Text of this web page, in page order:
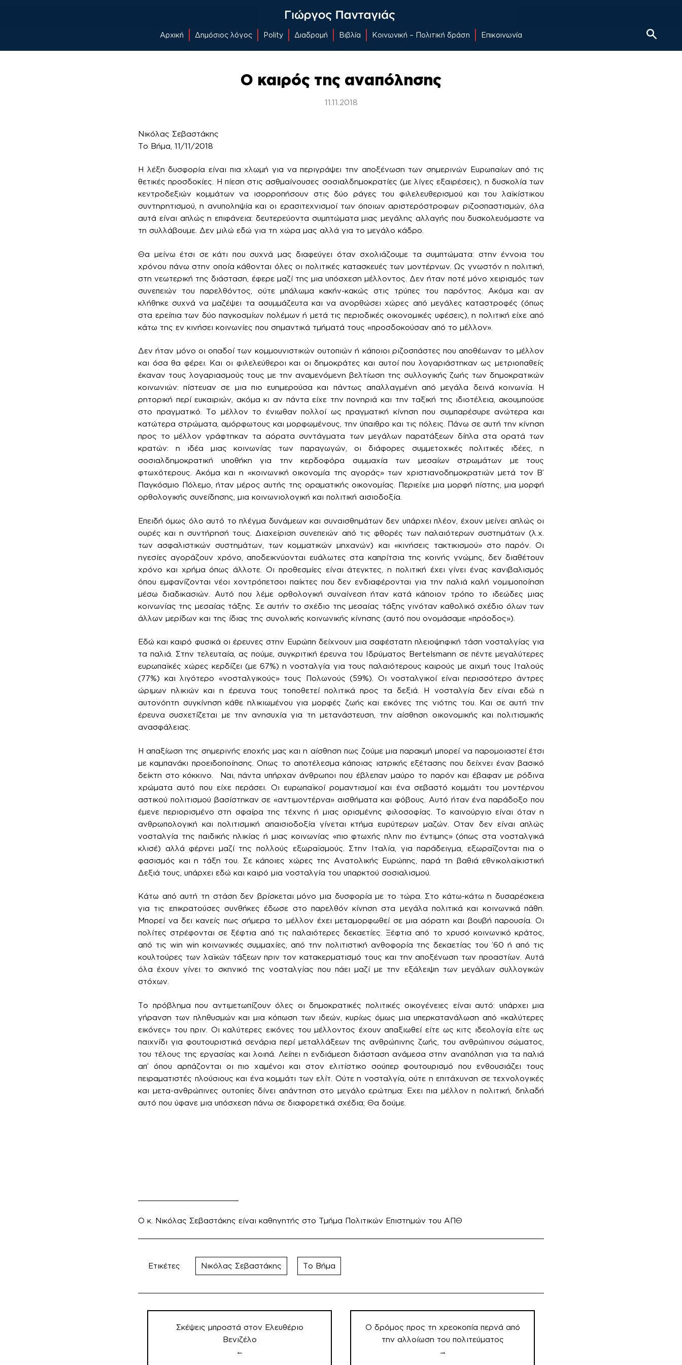
Αρχική Δημόσιος λόγος Polity Διαδρομή Βιβλία Κοινωνική – Πολιτική δράση Επικοινωνία
Ο καιρός της αναπόλησης
11.11.2018
Νικόλας Σεβαστάκης
Το Βήμα, 11/11/2018
Η λέξη δυσφορία είναι πια χλωμή για να περιγράψει την αποξένωση των σημερινών Ευρωπαίων από τις
θετικές προσδοκίες. Η πίεση στις ασθμαίνουσες σοσιαλδημοκρατίες (με λίγες εξαιρέσεις), η δυσκολία των
κεντροδεξιών κομμάτων να ισορροπήσουν στις δύο ράγες του φιλελευθερισμού και του λαϊκίστικου
συντηρητισμού, η ανυποληψία και οι ερασιτεχνισμοί των όποιων αριστερόστροφων ριζοσπαστισμών, όλα
αυτά είναι απλώς η επιφάνεια: δευτερεύοντα συμπτώματα μιας μεγάλης αλλαγής που δυσκολευόμαστε να
τη συλλάβουμε. Δεν μιλώ εδώ για τη χώρα μας αλλά για το μεγάλο κάδρο.
Θα μείνω έτσι σε κάτι που συχνά μας διαφεύγει όταν σχολιάζουμε τα συμπτώματα: στην έννοια του
χρόνου πάνω στην οποία κάθονται όλες οι πολιτικές κατασκευές των μοντέρνων. Ως γνωστόν η πολιτική,
στη νεωτερική της διάσταση, έφερε μαζί της μια υπόσχεση μέλλοντος. Δεν ήταν ποτέ μόνο χειρισμός των
συνεπειών του παρελθόντος, ούτε μπάλωμα κακήν-κακώς στις τρύπες του παρόντος. Ακόμα και αν
κλήθηκε συχνά να μαζέψει τα ασυμμάζευτα και να ανορθώσει χώρες από μεγάλες καταστροφές (όπως
στα ερείπια των δύο παγκοσμίων πολέμων ή μετά τις περιοδικές οικονομικές υφέσεις), η πολιτική είχε από
κάτω της εν κινήσει κοινωνίες που σημαντικά τμήματά τους «προσδοκούσαν από το μέλλον».
Δεν ήταν μόνο οι οπαδοί των κομμουνιστικών ουτοπιών ή κάποιοι ριζοσπάστες που αποθέωναν το μέλλον
και όσα θα φέρει. Και οι φιλελεύθεροι και οι δημοκράτες και αυτοί που λογαριάστηκαν ως μετριοπαθείς
έκαναν τους λογαριασμούς τους με την αναμενόμενη βελτίωση της συλλογικής ζωής των δημοκρατικών
κοινωνιών: πίστευαν σε μια πιο ευημερούσα και πάντως απαλλαγμένη από μεγάλα δεινά κοινωνία. Η
ρητορική περί ευκαιριών, ακόμα κι αν πάντα είχε την πονηριά και την ταξική της ιδιοτέλεια, ακουμπούσε
στο πραγματικό. Το μέλλον το ένιωθαν πολλοί ως πραγματική κίνηση που συμπαρέσυρε ανώτερα και
κατώτερα στρώματα, αμόρφωτους και μορφωμένους, την ύπαιθρο και τις πόλεις. Πάνω σε αυτή την κίνηση
προς το μέλλον γράφτηκαν τα αόρατα συντάγματα των μεγάλων παρατάξεων δίπλα στα ορατά των
κρατών: η ιδέα μιας κοινωνίας των παραγωγών, οι διάφορες συμμετοχικές πολιτικές ιδέες, η
σοσιαλδημοκρατική υποθήκη για την κερδοφόρα συμμαχία των μεσαίων στρωμάτων με τους
φτωχότερους. Ακόμα και η «κοινωνική οικονομία της αγοράς» των χριστιανοδημοκρατιών μετά τον Β’
Παγκόσμιο Πόλεμο, ήταν μέρος αυτής της οραματικής οικονομίας. Περιείχε μια μορφή πίστης, μια μορφή
ορθολογικής συνείδησης, μια κοινωνιολογική και πολιτική αισιοδοξία.
Επειδή όμως όλο αυτό το πλέγμα δυνάμεων και συναισθημάτων δεν υπάρχει πλέον, έχουν μείνει απλώς οι
ουρές και η συντήρησή τους. Διαχείριση συνεπειών από τις φθορές των παλαιότερων συστημάτων (λ.χ.
των ασφαλιστικών συστημάτων, των κομματικών μηχανών) και «κινήσεις τακτικισμού» στο παρόν. Οι
ηγεσίες αγοράζουν χρόνο, αποδεικνύονται ευάλωτες στα καπρίτσια της κοινής γνώμης, δεν διαθέτουν
χρόνο και χρήμα όπως άλλοτε. Οι προθεσμίες είναι άτεγκτες, η πολιτική έχει γίνει ένας κανιβαλισμός
όπου εμφανίζονται νέοι χοντρόπετσοι παίκτες που δεν ενδιαφέρονται για την παλιά καλή νομιμοποίηση
μέσω διαδικασιών. Αυτό που λέμε ορθολογική συναίνεση ήταν κατά κάποιον τρόπο το ιδεώδες μιας
κοινωνίας της μεσαίας τάξης. Σε αυτήν το σχέδιο της μεσαίας τάξης γινόταν καθολικό σχέδιο όλων των
άλλων μερίδων και της ίδιας της συνολικής κοινωνικής κίνησης (αυτό που ονομάσαμε «πρόοδος»).
Εδώ και καιρό φυσικά οι έρευνες στην Ευρώπη δείχνουν μια σαφέστατη πλειοψηφική τάση νοσταλγίας για
τα παλιά. Στην τελευταία, ας πούμε, συγκριτική έρευνα του Ιδρύματος Bertelsmann σε πέντε μεγαλύτερες
ευρωπαϊκές χώρες κερδίζει (με 67%) η νοσταλγία για τους παλαιότερους καιρούς με αιχμή τους Ιταλούς
(77%) και λιγότερο «νοσταλγικούς» τους Πολωνούς (59%). Οι νοσταλγικοί είναι περισσότερο άντρες
ώριμων ηλικιών και η έρευνα τους τοποθετεί πολιτικά προς τα δεξιά. Η νοσταλγία δεν είναι εδώ η
αυτονόητη συγκίνηση κάθε ηλικιωμένου για μορφές ζωής και εικόνες της νιότης του. Και σε αυτή την
έρευνα συσχετίζεται με την ανησυχία για τη μετανάστευση, την αίσθηση οικονομικής και πολιτισμικής
ανασφάλειας.
Η απαξίωση της σημερινής εποχής μας και η αίσθηση πως ζούμε μια παρακμή μπορεί να παρομοιαστεί έτσι
με καμπανάκι προειδοποίησης. Οπως το αποτέλεσμα κάποιας ιατρικής εξέτασης που δείχνει έναν βασικό
δείκτη στο κόκκινο. Ναι, πάντα υπήρχαν άνθρωποι που έβλεπαν μαύρο το παρόν και έβαφαν με ρόδινα
χρώματα αυτό που είχε περάσει. Οι ευρωπαϊκοί ρομαντισμοί και ένα σεβαστό κομμάτι του μοντέρνου
αστικού πολιτισμού βασίστηκαν σε «αντιμοντέρνα» αισθήματα και φόβους. Αυτό ήταν ένα παράδοξο που
έμενε περιορισμένο στη σφαίρα της τέχνης ή μιας ορισμένης φιλοσοφίας. Το καινούργιο είναι όταν η
ανθρωπολογική και πολιτισμική απαισιοδοξία γίνεται κτήμα ευρύτερων μαζών. Οταν δεν είναι απλώς
νοσταλγία της παιδικής ηλικίας ή μιας κοινωνίας «πιο φτωχής πλην πιο έντιμης» (όπως στα νοσταλγικά
κλισέ) αλλά φέρνει μαζί της πολλούς εξωραϊσμούς. Στην Ιταλία, για παράδειγμα, εξωραΐζονται πια ο
φασισμός και η τάξη του. Σε κάποιες χώρες της Ανατολικής Ευρώπης, παρά τη βαθιά εθνικολαϊκιστική
Δεξιά τους, υπάρχει εδώ και καιρό μια νοσταλγία του υπαρκτού σοσιαλισμού.
Κάτω από αυτή τη στάση δεν βρίσκεται μόνο μια δυσφορία με το τώρα. Στο κάτω-κάτω η δυσαρέσκεια
για τις επικρατούσες συνθήκες έδωσε στο παρελθόν κίνηση στα μεγάλα πολιτικά και κοινωνικά πάθη.
Μπορεί να δει κανείς πως σήμερα το μέλλον έχει μεταμορφωθεί σε μια αόρατη και βουβή παρουσία. Οι
πολίτες στρέφονται σε ξέφτια από τις παλαιότερες δεκαετίες. Ξέφτια από το χρυσό κοινωνικό κράτος,
από τις win win κοινωνικές συμμαχίες, από την πολιτιστική ανθοφορία της δεκαετίας του ’60 ή από τις
κουλτούρες των λαϊκών τάξεων πριν τον κατακερματισμό τους και την αποξένωση των προαστίων. Αυτά
όλα έχουν γίνει το σκηνικό της νοσταλγίας που πάει μαζί με την εξάλειψη των μεγάλων συλλογικών
στόχων.
Το πρόβλημα που αντιμετωπίζουν όλες οι δημοκρατικές πολιτικές οικογένειες είναι αυτό: υπάρχει μια
γήρανση των πληθυσμών και μια κόπωση των ιδεών, κυρίως όμως μια υπερκατανάλωση από «καλύτερες
εικόνες» του πριν. Οι καλύτερες εικόνες του μέλλοντος έχουν απαξιωθεί είτε ως κιτς ιδεολογία είτε ως
παιχνίδι για φουτουριστικά σενάρια περί μεταλλάξεων της ανθρώπινης ζωής, του ανθρώπινου σώματος,
του τέλους της εργασίας και λοιπά. Λείπει η ενδιάμεση διάσταση ανάμεσα στην αναπόληση για τα παλιά
απ’ όπου αρπάζονται οι πιο χαμένοι και στον ελιτίστικο σούπερ φουτουρισμό που ενθουσιάζει τους
πειραματιστές πλούσιους και ένα κομμάτι των ελίτ. Ούτε η νοσταλγία, ούτε η επιτάχυνση σε τεχνολογικές
και μετα-ανθρώπινες ουτοπίες δίνει απάντηση στο μεγάλο ερώτημα: Εχει πια μέλλον η πολιτική, δηλαδή
αυτό που ύφανε μια υπόσχεση πάνω σε διαφορετικά σχέδια; Θα δούμε.
Ο κ. Νικόλας Σεβαστάκης είναι καθηγητής στο Τμήμα Πολιτικών Επιστημών του ΑΠΘ
Ετικέτες Νικόλας Σεβαστάκης Το Βήμα
Πλοήγηση
Σκέψεις μπροστά στον Ελευθέριο
Βενιζέλο
←
Ο δρόμος προς τη χρεοκοπία περνά από
την αλλοίωση του πολιτεύματος
→